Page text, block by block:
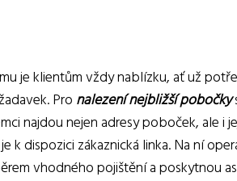
je klientům vždy nablízku, ať už
Pro nalezení nejbližší pobočky
najdou nejen adresy poboček, ale i
dispozici zákaznická linka. Na ní
vhodného pojištění a poskytnou